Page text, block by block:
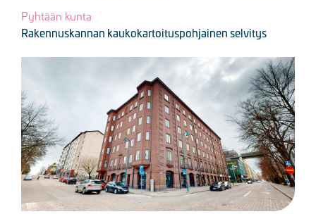
Pyhtään kunta
Rakennuskannan kaukokartoituspohjainen selvitys